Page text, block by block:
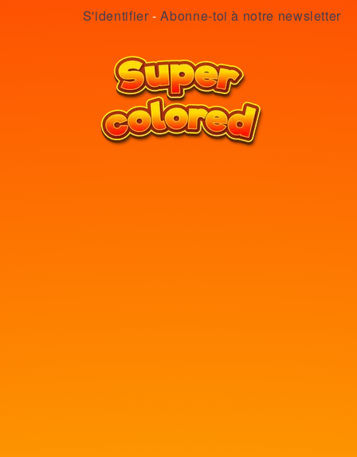
S'identifier -Abonne-toi à notre newsletter